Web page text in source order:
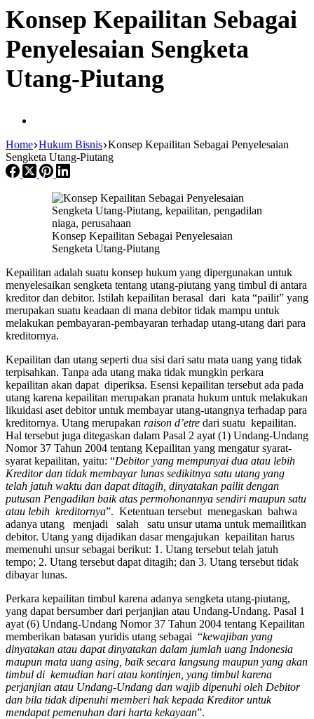
Konsep Kepailitan Sebagai
Penyelesaian Sengketa
Utang-Piutang
Home Hukum Bisnis Konsep Kepailitan Sebagai Penyelesaian
Sengketa Utang-Piutang
Konsep Kepailitan Sebagai Penyelesaian
Sengketa Utang-Piutang
Kepailitan adalah suatu konsep hukum yang dipergunakan untuk
menyelesaikan sengketa tentang utang-piutang yang timbul di antara
kreditor dan debitor. Istilah kepailitan berasal dari kata “pailit” yang
merupakan suatu keadaan di mana debitor tidak mampu untuk
melakukan pembayaran-pembayaran terhadap utang-utang dari para
kreditornya.
Kepailitan dan utang seperti dua sisi dari satu mata uang yang tidak
terpisahkan. Tanpa ada utang maka tidak mungkin perkara
kepailitan akan dapat diperiksa. Esensi kepailitan tersebut ada pada
utang karena kepailitan merupakan pranata hukum untuk melakukan
likuidasi aset debitor untuk membayar utang-utangnya terhadap para
kreditornya. Utang merupakan raison d’etre dari suatu kepailitan.
Hal tersebut juga ditegaskan dalam Pasal 2 ayat (1) Undang-Undang
Nomor 37 Tahun 2004 tentang Kepailitan yang mengatur syarat-
syarat kepailitan, yaitu: “Debitor yang mempunyai dua atau lebih
Kreditor dan tidak membayar lunas sedikitnya satu utang yang
telah jatuh waktu dan dapat ditagih, dinyatakan pailit dengan
putusan Pengadilan baik atas permohonannya sendiri maupun satu
atau lebih kreditornya”. Ketentuan tersebut menegaskan bahwa
adanya utang menjadi salah satu unsur utama untuk memailitkan
debitor. Utang yang dijadikan dasar mengajukan kepailitan harus
memenuhi unsur sebagai berikut: 1. Utang tersebut telah jatuh
tempo; 2. Utang tersebut dapat ditagih; dan 3. Utang tersebut tidak
dibayar lunas.
Perkara kepailitan timbul karena adanya sengketa utang-piutang,
yang dapat bersumber dari perjanjian atau Undang-Undang. Pasal 1
ayat (6) Undang-Undang Nomor 37 Tahun 2004 tentang Kepailitan
memberikan batasan yuridis utang sebagai “kewajiban yang
dinyatakan atau dapat dinyatakan dalam jumlah uang Indonesia
maupun mata uang asing, baik secara langsung maupun yang akan
timbul di kemudian hari atau kontinjen, yang timbul karena
perjanjian atau Undang-Undang dan wajib dipenuhi oleh Debitor
dan bila tidak dipenuhi memberi hak kepada Kreditor untuk
mendapat pemenuhan dari harta kekayaan”.